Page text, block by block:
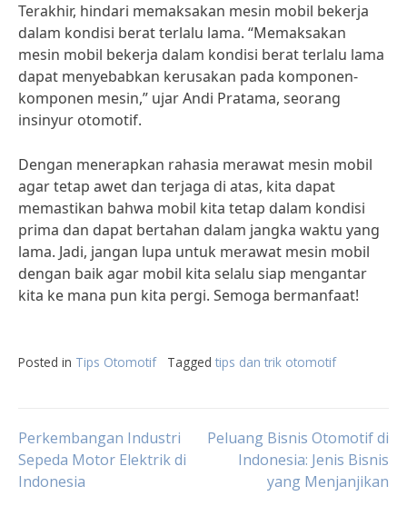
Terakhir, hindari memaksakan mesin mobil bekerja
dalam kondisi berat terlalu lama. “Memaksakan
mesin mobil bekerja dalam kondisi berat terlalu lama
dapat menyebabkan kerusakan pada komponen-
komponen mesin,” ujar Andi Pratama, seorang
insinyur otomotif.
Dengan menerapkan rahasia merawat mesin mobil
agar tetap awet dan terjaga di atas, kita dapat
memastikan bahwa mobil kita tetap dalam kondisi
prima dan dapat bertahan dalam jangka waktu yang
lama. Jadi, jangan lupa untuk merawat mesin mobil
dengan baik agar mobil kita selalu siap mengantar
kita ke mana pun kita pergi. Semoga bermanfaat!
Posted in Tips Otomotif Tagged tips dan trik otomotif
Post
navigation
Perkembangan Industri
Sepeda Motor Elektrik di
Indonesia
Peluang Bisnis Otomotif di
Indonesia: Jenis Bisnis
yang Menjanjikan